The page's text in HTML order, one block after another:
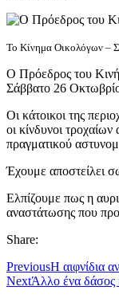
Το Κίνημα Οικολόγων –
Ο Πρόεδρος του
Σάββατο 26
Οι κάτοικοι της
οι κίνδυνοι
πραγματικού
Έχουμε αποστείλει
Ελπίζουμε πως η
αναστάτωσης που
Share:
PreviousΗ αιφνίδια
NextΆλλο ένα δάσος